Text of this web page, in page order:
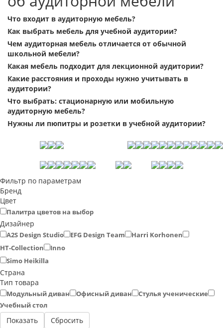
Что входит в аудиторную мебель?
Как выбрать мебель для учебной аудитории?
Чем аудиторная мебель отличается от обычной
школьной мебели?
Какая мебель подходит для лекционной аудитории?
Какие расстояния и проходы нужно учитывать в
аудитории?
Что выбрать: стационарную или мобильную
аудиторную мебель?
Нужны ли пюпитры и розетки в учебной аудитории?
Фильтр по параметрам
Бренд
Цвет
Палитра цветов на выбор
Дизайнер
A2S Design Studio EFG Design Team
Harri Korhonen
HT-Collection
Inno
Simo Heikilla
Страна
Тип товара
Модульный диван Офисный диван
Стулья ученические
Учебный стол
Сбросить